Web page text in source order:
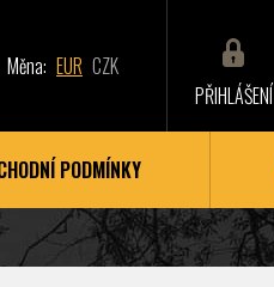
Měna: EUR CZK
PŘIHLÁŠENÍ
PODMÍNKY